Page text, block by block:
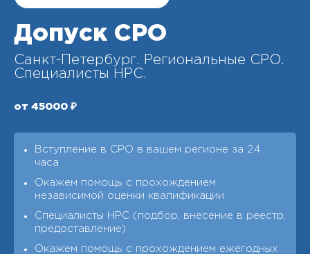
Допуск СРО
Санкт-Петербург. Региональные СРО.
Специалисты НРС.
от 45000 ₽
Вступление в СРО в вашем регионе за 24
часа
Окажем помощь с прохождением
независимой оценки квалификации
Специалисты НРС (подбор, внесение в реестр,
предоставление)
Окажем помощь с прохождением ежегодных